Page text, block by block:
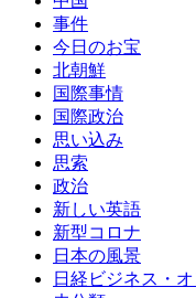
事件
今日のお宝
北朝鮮
国際事情
国際政治
思い込み
思索
政治
新しい英語
新型コロナ
日本の風景
日経ビジネス・